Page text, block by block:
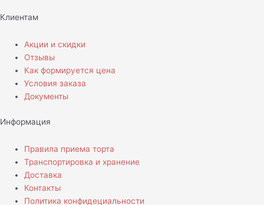
Клиентам
Акции и скидки
Отзывы
Как формируется цена
Условия заказа
Документы
Информация
Правила приема торта
Транспортировка и хранение
Доставка
Контакты
Политика конфидециальности